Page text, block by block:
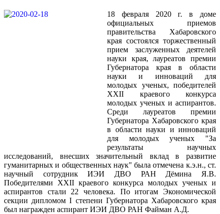
18 февраля 2020 г. в доме
официальных приемов
правительства Хабаровского
края состоялся торжественный
прием заслуженных деятелей
науки края, лауреатов премии
Губернатора края в области
науки и инноваций для
молодых ученых, победителей
XXII краевого конкурса
молодых ученых и аспирантов.
Среди лауреатов премии
Губернатора Хабаровского края
в области науки и инноваций
для молодых ученых "За
результаты научных
исследований, внесших значительный вклад в развитие
гуманитарных и общественных наук" была отмечена к.э.н., ст.
научный сотрудник ИЭИ ДВО РАН Дёмина Я.В.
Победителями XXII краевого конкурса молодых ученых и
аспирантов стали 22 человека. По итогам Экономической
секции дипломом I степени Губернатора Хабаровского края
был награжден аспирант ИЭИ ДВО РАН Файман А.Д.